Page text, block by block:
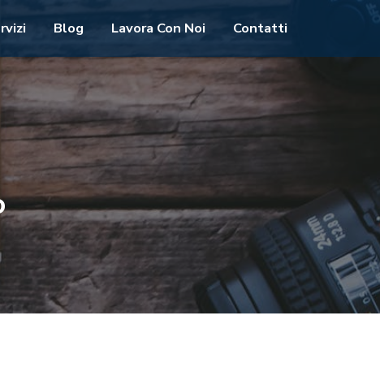
Blog Lavora Con Noi Contatti